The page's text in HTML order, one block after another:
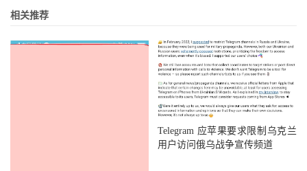
相关推荐
Telegram 应苹果要求限制乌克兰
用户访问俄乌战争宣传频道